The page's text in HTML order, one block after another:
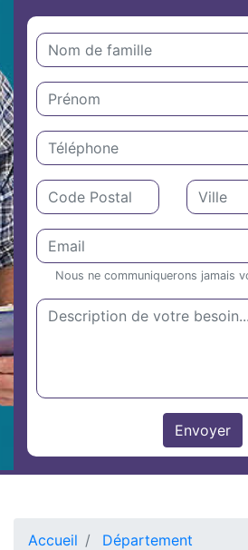
Nous ne communiquerons jamais
Accueil
Département